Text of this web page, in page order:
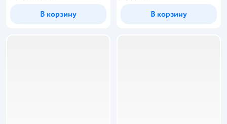
В корзину В корзину